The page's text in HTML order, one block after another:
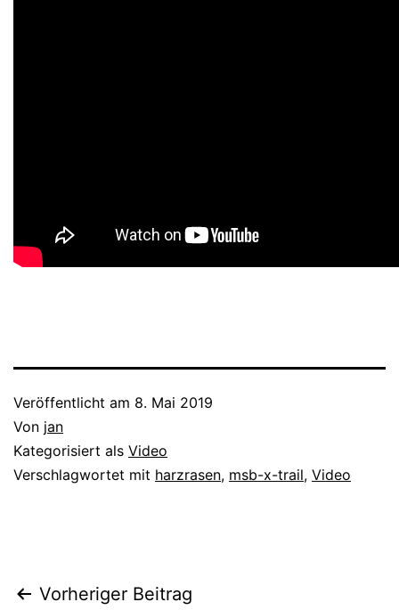
Veröffentlicht am 8. Mai 2019
Von jan
Kategorisiert als Video
Verschlagwortet mit harzrasen, msb-x-trail, Video
Beitragsnavigation
Vorheriger Beitrag